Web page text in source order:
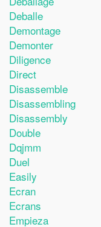
Deballe
Demontage
Demonter
Diligence
Direct
Disassemble
Disassembling
Disassembly
Double
Dqjmm
Duel
Easily
Ecran
Ecrans
Empieza